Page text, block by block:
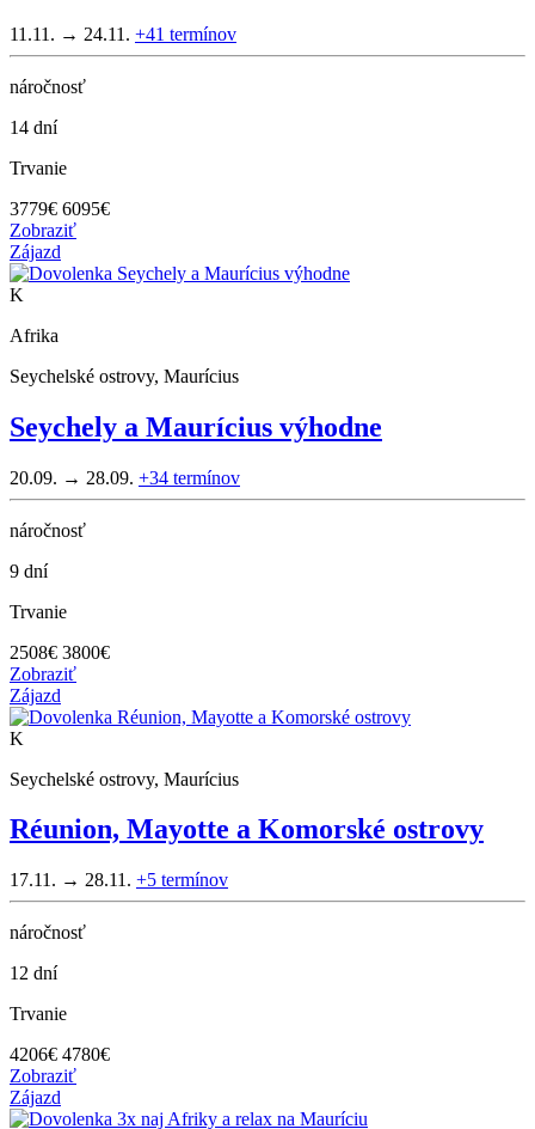
11.11. → 24.11. +41 termínov
náročnosť
14 dní
Trvanie
3779€ 6095€
Zobraziť
Zájazd
K
Afrika
Seychelské ostrovy, Maurícius
Seychely a Maurícius výhodne
20.09. → 28.09. +34 termínov
náročnosť
9 dní
Trvanie
2508€ 3800€
Zobraziť
Zájazd
K
Seychelské ostrovy, Maurícius
Réunion, Mayotte a Komorské ostrovy
17.11. → 28.11. +5 termínov
náročnosť
12 dní
Trvanie
4206€ 4780€
Zobraziť
Zájazd